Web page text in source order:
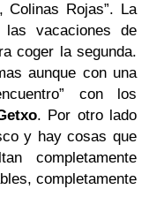
Colinas Rojas”. La
vacaciones de
coger la segunda.
aunque con una
con los
. Por otro lado
y hay cosas que
completamente
completamente